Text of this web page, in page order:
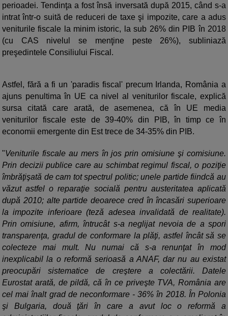
perioadei. Tendinţa a fost însă inversată după 2015, când s-a
intrat într-o suită de reduceri de taxe şi impozite, care a adus
veniturile fiscale la minim istoric, la sub 26% din PIB în 2018
(cu CAS nivelul se menţine peste 26%), subliniază
preşedintele Consiliului Fiscal.
Astfel, fără a fi un 'paradis fiscal' precum Irlanda, România a
ajuns penultima în UE ca nivel al veniturilor fiscale, explică
sursa citată care arată, de asemenea, că în UE media
veniturilor fiscale este de 39-40% din PIB, în timp ce în
economii emergente din Est trece de 34-35% din PIB.
"Veniturile fiscale au mers în jos prin omisiune şi comisiune.
Prin decizii publice care au schimbat regimul fiscal, o poziţie
îmbrăţişată de cam tot spectrul politic; unele partide fiindcă au
văzut astfel o reparaţie socială pentru austeritatea aplicată
după 2010; alte partide deoarece cred în încasări superioare
la impozite inferioare (teză adesea invalidată de realitate).
Prin omisiune, afirm, întrucât s-a neglijat nevoia de a spori
transparenţa, gradul de conformare la plăţi, astfel încât să se
colecteze mai mult. Nu numai că s-a renunţat în mod
inexplicabil la o reformă serioasă a ANAF, dar nu au existat
preocupări sistematice de creştere a colectării. Datele
Eurostat arată, de pildă, că în ce priveşte TVA, România are
cel mai înalt grad de neconformare - 36% în 2018. În Polonia
şi Bulgaria, două ţări în care a avut loc o reformă a